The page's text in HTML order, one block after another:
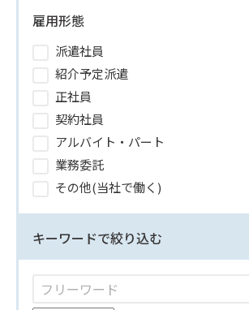
雇用形態
派遣社員
紹介予定派遣
正社員
契約社員
アルバイト・パート
業務委託
その他(当社で働く)
キーワードで絞り込む